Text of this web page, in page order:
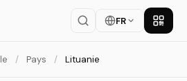
FR
/ Pays / Lituanie